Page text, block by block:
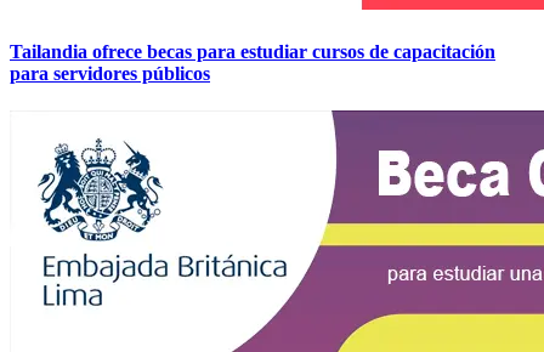
Tailandia ofrece becas para estudiar cursos de capacitación
para servidores públicos